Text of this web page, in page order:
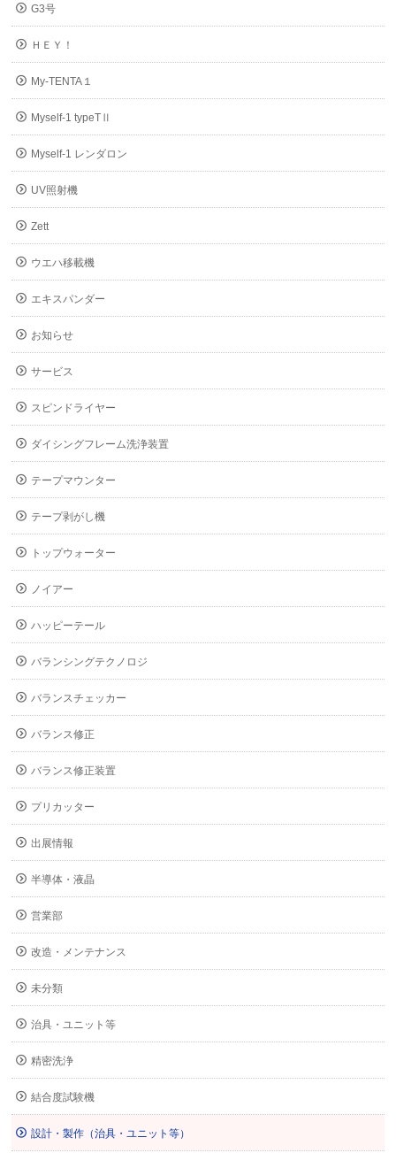
G3号
ＨＥＹ！
My-TENTA１
Myself-1 typeTⅡ
Myself-1 レンダロン
UV照射機
Zett
ウエハ移載機
エキスパンダー
お知らせ
サービス
スピンドライヤー
ダイシングフレーム洗浄装置
テープマウンター
テープ剥がし機
トップウォーター
ノイアー
ハッピーテール
バランシングテクノロジ
バランスチェッカー
バランス修正
バランス修正装置
プリカッター
出展情報
半導体・液晶
営業部
改造・メンテナンス
未分類
治具・ユニット等
精密洗浄
結合度試験機
設計・製作（治具・ユニット等）